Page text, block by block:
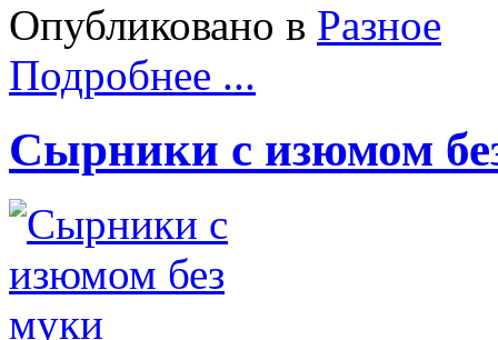
Опубликовано в Разное
Подробнее ...
Сырники с изюмом